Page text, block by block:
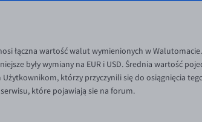
łączna wartość walut wymienionych w
były wymiany na EUR i USD. Średnia wartość
Użytkownikom, którzy przyczynili się do osiągnięcia
które pojawiają sie na forum.